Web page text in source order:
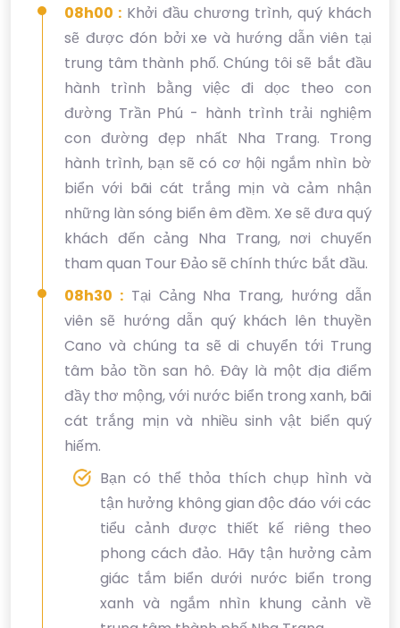
08h00 : Khởi đầu chương trình, quý khách
sẽ được đón bởi xe và hướng dẫn viên tại
trung tâm thành phố. Chúng tôi sẽ bắt đầu
hành trình bằng việc đi dọc theo con
đường Trần Phú - hành trình trải nghiệm
con đường đẹp nhất Nha Trang. Trong
hành trình, bạn sẽ có cơ hội ngắm nhìn bờ
biển với bãi cát trắng mịn và cảm nhận
những làn sóng biển êm đềm. Xe sẽ đưa quý
khách đến cảng Nha Trang, nơi chuyến
tham quan Tour Đảo sẽ chính thức bắt đầu.
08h30 :Tại Cảng Nha Trang, hướng dẫn
viên sẽ hướng dẫn quý khách lên thuyền
Cano và chúng ta sẽ di chuyển tới Trung
tâm bảo tồn san hô. Đây là một địa điểm
đầy thơ mộng, với nước biển trong xanh, bãi
cát trắng mịn và nhiều sinh vật biển quý
hiếm.
Bạn có thể thỏa thích chụp hình và
tận hưởng không gian độc đáo với các
tiểu cảnh được thiết kế riêng theo
phong cách đảo. Hãy tận hưởng cảm
giác tắm biển dưới nước biển trong
xanh và ngắm nhìn khung cảnh về